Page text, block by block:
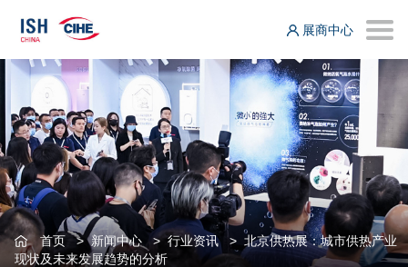
展商中心
首页>新闻中心>行业资讯> 北京供热展：城市供热产业
现状及未来发展趋势的分析